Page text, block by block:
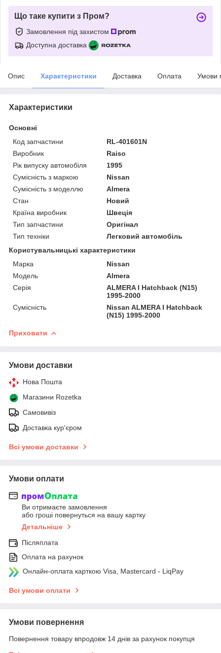
Що таке купити з Пром?
Замовлення під захистом
Доступна доставка
Опис Характеристики Доставка Оплата Умови
Характеристики
Основні
Код запчастини
RL-401601N
Виробник
Raiso
Рік випуску автомобіля
1995
Сумісність з маркою
Nissan
Сумісність з моделлю
Almera
Стан
Новий
Країна виробник
Швеція
Тип запчастини
Оригінал
Тип техніки
Легковий автомобіль
Користувальницькі характеристики
Марка
Nissan
Мoдель
Almera
Серія
ALMERA I Hatchback (N15)
1995-2000
Сумісність
Nissan ALMERA I Hatchback
(N15) 1995-2000
Приховати
Умови доставки
Нова Пошта
Магазини Rozetka
Самовивіз
Доставка кур'єром
Всі умови доставки
Умови оплати
Ви отримаєте замовлення
або гроші повернуться на вашу картку
Детальніше
Післяплата
Оплата на рахунок
Онлайн-оплата карткою Visa, Mastercard - LiqPay
Всі умови оплати
Умови повернення
Повернення товару впродовж 14 днів за рахунок покупця